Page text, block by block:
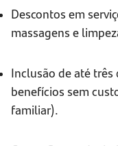
Descontos em
massagens e
Inclusão de até
benefícios sem
familiar).